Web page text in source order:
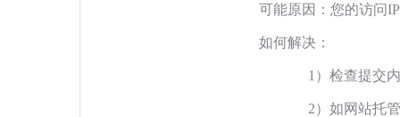
可能原因：您的访问
如何解决：
1）检查提交
2）如网站托